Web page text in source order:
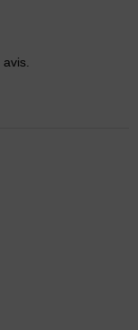
avis.